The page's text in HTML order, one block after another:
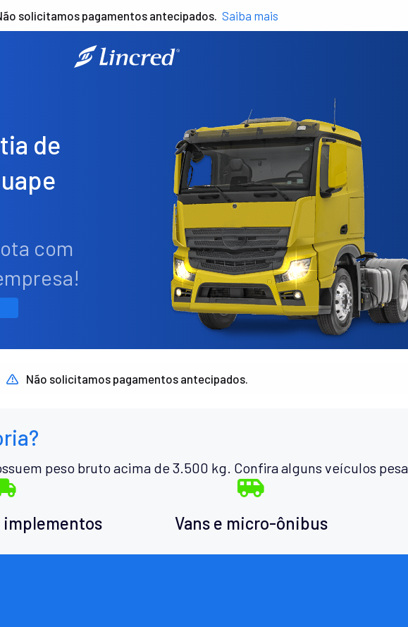
solicitamos pagamentos antecipados. Saiba mais
de
com
Não solicitamos pagamentos antecipados.
peso bruto acima de 3.500 kg. Confira alguns veículos
implementos Vans e micro-ônibus